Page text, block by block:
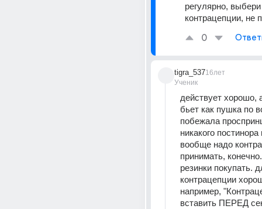
регулярно,
контрацепции, не
0
tigra_537
Ученик
16лет
действует хорошо,
бьет как пушка по
побежала
никакого
вообще надо
принимать,
резинки покупать.
контрацепции
например,
вставить ПЕРЕД